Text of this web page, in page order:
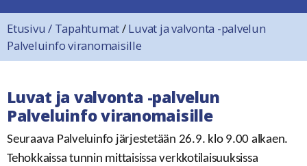
Etusivu / Tapahtumat/Luvat ja valvonta -palvelun
Palveluinfo viranomaisille
Luvat ja valvonta -palvelun
Palveluinfo viranomaisille
Seuraava Palveluinfo järjestetään 26.9. klo 9.00 alkaen.
Tehokkaissa tunnin mittaisissa verkkotilaisuuksissa